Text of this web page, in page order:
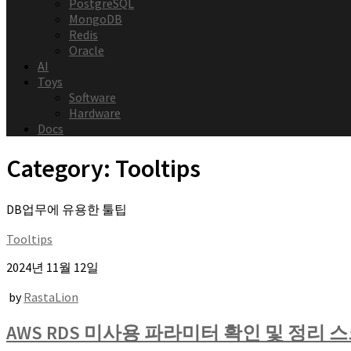
PostgreSQL
MongoDB
Redis
Oracle
AI
Toys
Software
Hardware
Docs
Category: Tooltips
DB업무에 유용한 툴팁
Tooltips
2024년 11월 12일
byRastaLion
AWS RDS 미사용 파라미터 확인 및 정리